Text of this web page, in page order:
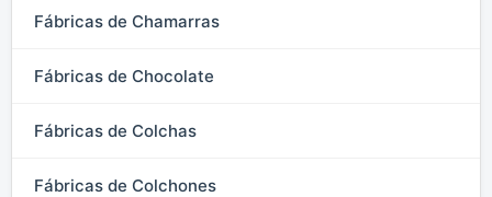
Fábricas de Chamarras
Fábricas de Chocolate
Fábricas de Colchas
Fábricas de Colchones